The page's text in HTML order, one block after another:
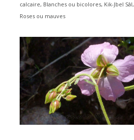
calcaire, Blanches ou bicolores, Kik-Jbel Sâl,
Roses ou mauves